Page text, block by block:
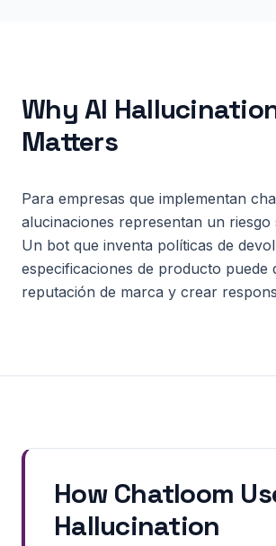
Why AI
Matters
Para empresas que implementan
alucinaciones representan un riesgo
Un bot que inventa políticas de
especificaciones de producto puede
reputación de marca y crear
How Chatloom
Hallucination